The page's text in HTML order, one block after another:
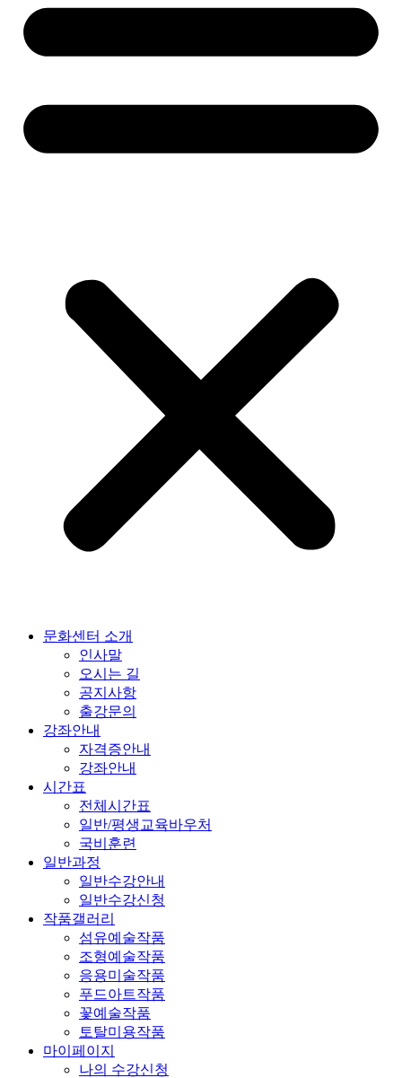
문화센터 소개
인사말
오시는 길
공지사항
출강문의
강좌안내
자격증안내
강좌안내
시간표
전체시간표
일반/평생교육바우처
국비훈련
일반과정
일반수강안내
일반수강신청
작품갤러리
섬유예술작품
조형예술작품
응용미술작품
푸드아트작품
꽃예술작품
토탈미용작품
마이페이지
나의 수강신청